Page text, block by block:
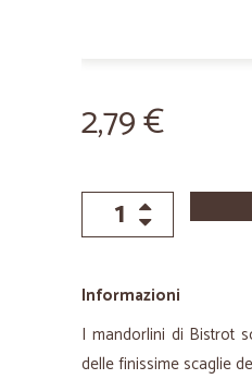
2,79 €
Informazioni
I mandorlini di Bistrot
delle finissime scaglie